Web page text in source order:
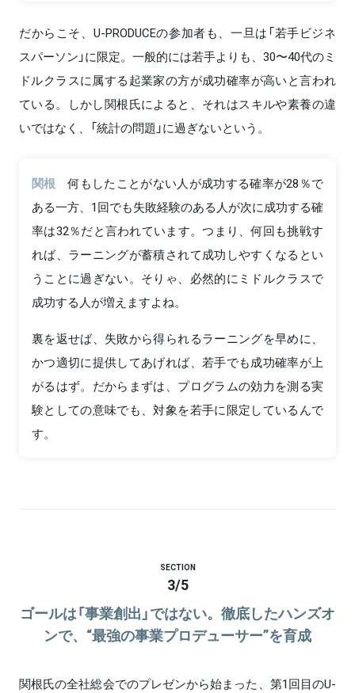
だからこそ、U-PRODUCEの参加者も、一旦は「若手ビジネ
スパーソン」に限定。一般的には若手よりも、30〜40代のミ
ドルクラスに属する起業家の方が成功確率が高いと言われ
ている。しかし関根氏によると、それはスキルや素養の違
いではなく、「統計の問題」に過ぎないという。
関根
何もしたことがない人が成功する確率が28％で
ある一方、1回でも失敗経験のある人が次に成功する確
率は32％だと言われています。つまり、何回も挑戦す
れば、ラーニングが蓄積されて成功しやすくなるとい
うことに過ぎない。そりゃ、必然的にミドルクラスで
成功する人が増えますよね。
裏を返せば、失敗から得られるラーニングを早めに、
かつ適切に提供してあげれば、若手でも成功確率が上
がるはず。だからまずは、プログラムの効力を測る実
験としての意味でも、対象を若手に限定しているんで
す。
SECTION
3/5
ゴールは「事業創出」ではない。徹底したハンズオ
ンで、“最強の事業プロデューサー”を育成
関根氏の全社総会でのプレゼンから始まった、第1回目のU-